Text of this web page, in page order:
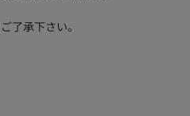
了承下さい。